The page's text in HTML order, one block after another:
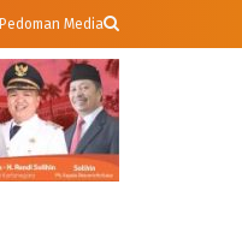
Pedoman Media